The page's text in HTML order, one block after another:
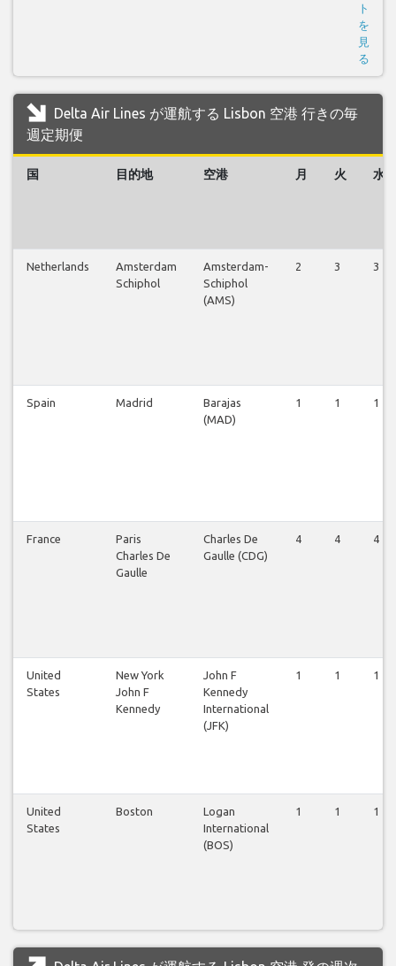
ト
を
見
る
Delta Air Lines が運航する Lisbon 空港 行きの毎
週定期便
国 目的地 空港 月 火 水
Netherlands
Amsterdam
Schiphol
Amsterdam-
Schiphol
(AMS)
2 3 3
Spain Madrid
Barajas
(MAD)
1 1 1
France
Paris
Charles De
Gaulle
Charles De
Gaulle (CDG)
4 4 4
United
States
New York
John F
Kennedy
John F
Kennedy
International
(JFK)
1 1 1
United
States
Boston
Logan
International
(BOS)
1 1 1